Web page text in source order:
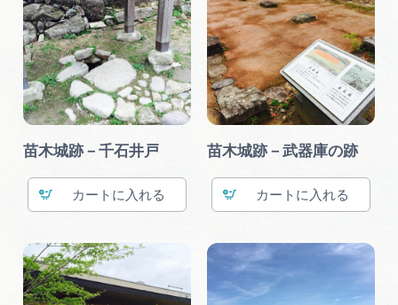
苗木城跡－千石井戸
カート
苗木城跡－武器庫の跡
カート